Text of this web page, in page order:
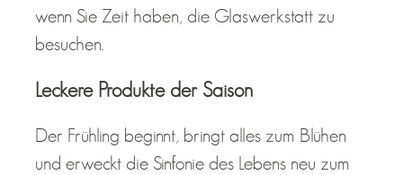
wenn Sie Zeit haben, die Glaswerkstatt zu
besuchen.
Leckere Produkte der Saison
Der Frühling beginnt, bringt alles zum Blühen
und erweckt die Sinfonie des Lebens neu zum